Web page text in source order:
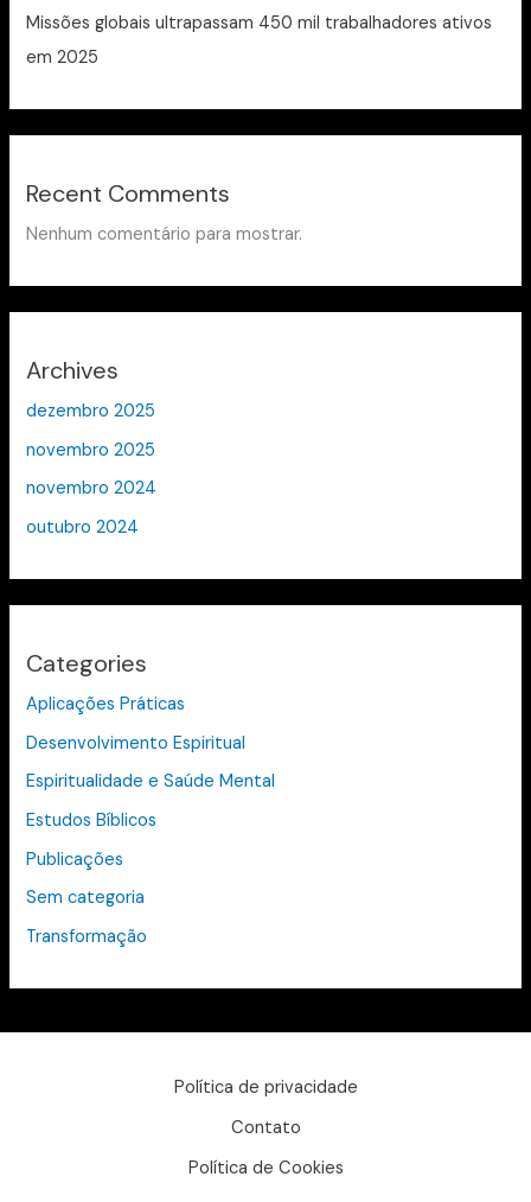
Missões globais ultrapassam 450 mil trabalhadores ativos
em 2025
Recent Comments
Nenhum comentário para mostrar.
Archives
dezembro 2025
novembro 2025
novembro 2024
outubro 2024
Categories
Aplicações Práticas
Desenvolvimento Espiritual
Espiritualidade e Saúde Mental
Estudos Bíblicos
Publicações
Sem categoria
Transformação
Política de privacidade
Contato
Política de Cookies